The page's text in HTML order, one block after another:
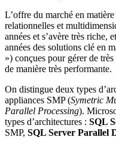
L’offre du marché en
relationnelles et
années et s’avère très riche,
années des solutions clé en
») conçues pour gérer de
de manière très performante.
On distingue deux types
appliances SMP (Symetric
Parallel Processing).
types d’architectures : SQL
SMP, SQL Server Parallel